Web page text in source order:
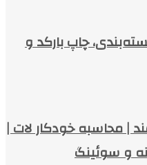
چاپ بارکد و
| محاسبه خودکار لات |
و سوئینگ